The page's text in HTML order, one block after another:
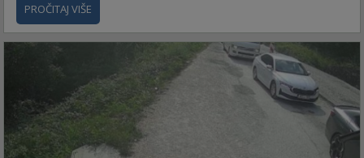
PROČITAJ VIŠE